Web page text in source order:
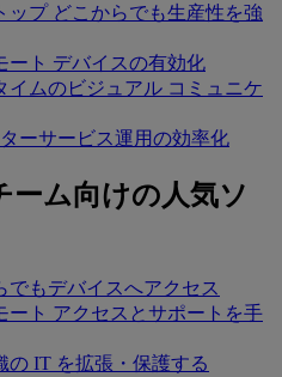
ップ どこからでも生産性を強
ート デバイスの有効化
イムのビジュアル コミュニケ
ーサービス運用の効率化
ーム向けの人気ソ
でもデバイスへアクセス
ート アクセスとサポートを手
の IT を拡張・保護する